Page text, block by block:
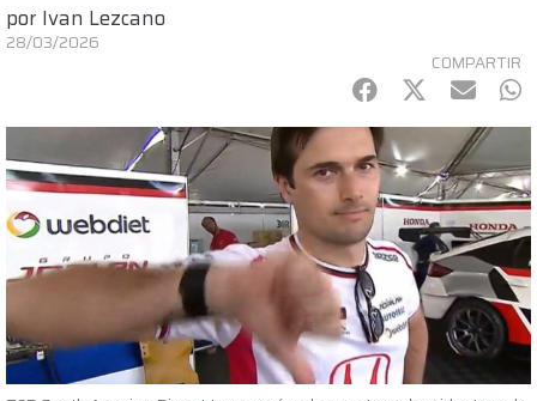
por Ivan Lezcano
28/03/2026
COMPARTIR
Facebook
Twitter
mail